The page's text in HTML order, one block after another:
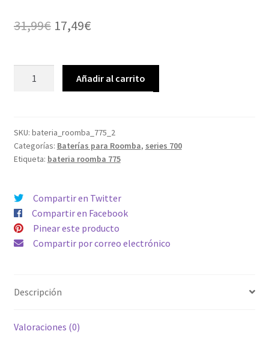
31,99€ El
original
era:
17,49€El
actual
es:
Capacidad
4500mAh
Compatible
la
serie
500,
600,
cantidad
Añadir al carrito
SKU: bateria_roomba_775_2
Categorías: Baterías para Roomba, series 700
Etiqueta: bateria roomba 775
Compartir en Twitter
Compartir en Facebook
Pinear este producto
Compartir por correo electrónico
Descripción
Valoraciones (0)